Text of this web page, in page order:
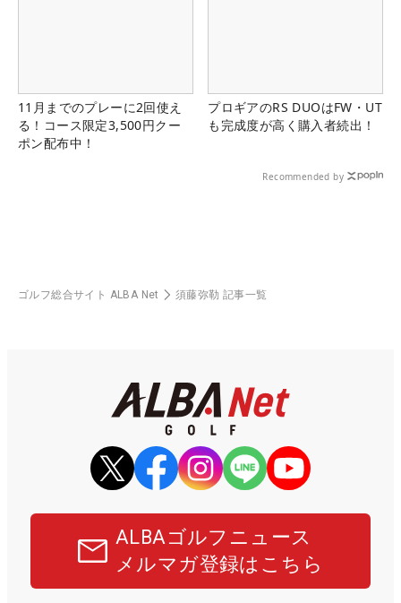
11月までのプレーに2回使え
る！コース限定3,500円クー
ポン配布中！
プロギアのRS DUOはFW・UT
も完成度が高く購入者続出！
Recommended by
ゴルフ総合サイト ALBA Net 須藤弥勒 記事一覧
ALBAゴルフニュース
メルマガ登録はこちら